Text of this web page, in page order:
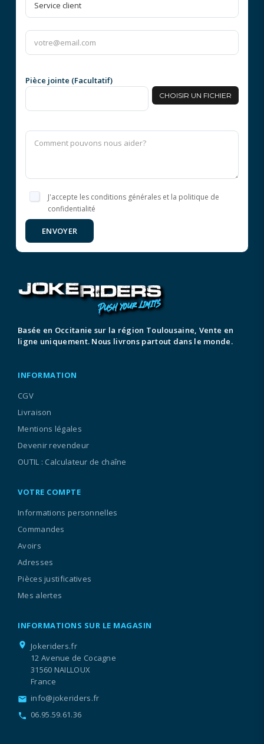
Pièce jointe (Facultatif)
CHOISIR UN FICHIER
J'accepte les conditions générales et la politique de
confidentialité
ENVOYER
Basée en Occitanie sur la région Toulousaine, Vente en
ligne uniquement. Nous livrons partout dans le monde.
INFORMATION
CGV
Livraison
Mentions légales
Devenir revendeur
OUTIL : Calculateur de chaîne
VOTRE COMPTE
Informations personnelles
Commandes
Avoirs
Adresses
Pièces justificatives
Mes alertes
INFORMATIONS SUR LE MAGASIN
location_on
Jokeriders.fr
12 Avenue de Cocagne
31560 NAILLOUX
France
email info@jokeriders.fr
call 06.95.59.61.36